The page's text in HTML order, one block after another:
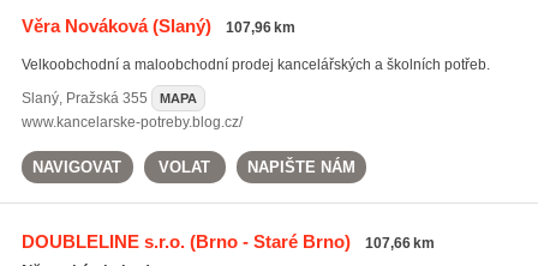
Věra Nováková(Slaný) 107,96 km
Velkoobchodní a maloobchodní prodej kancelářských a školních potřeb.
Slaný, Pražská 355 MAPA
www.kancelarske-potreby.blog.cz/
NAVIGOVAT VOLAT NAPIŠTE NÁM
DOUBLELINE s.r.o.(Brno - Staré Brno) 107,66 km